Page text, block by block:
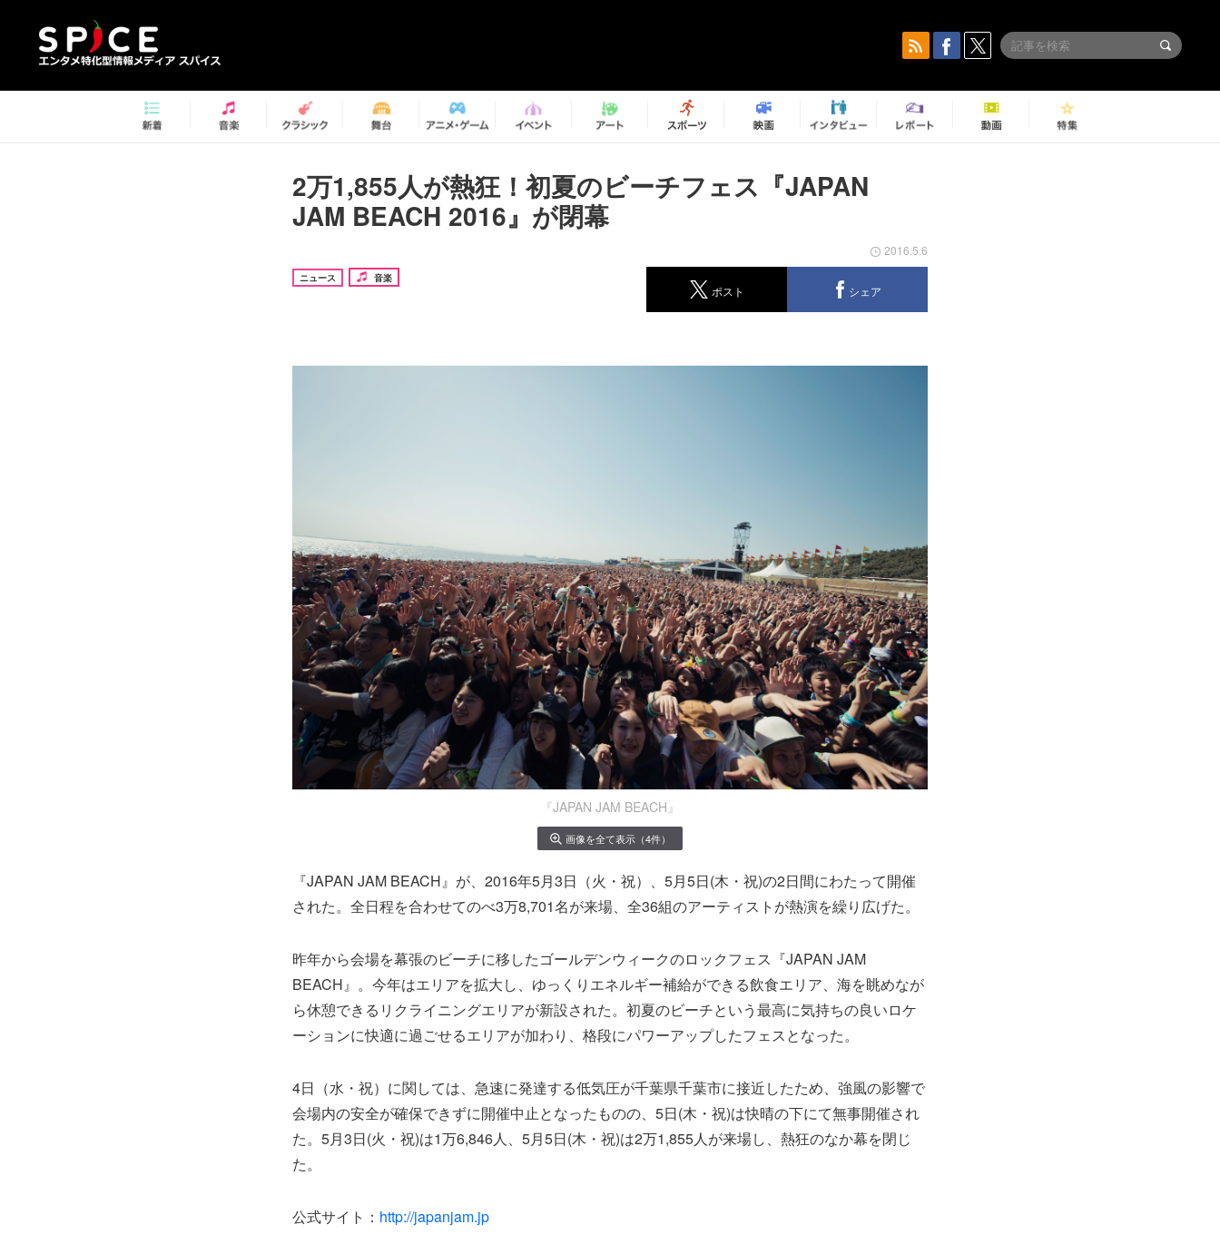
2万1,855人が熱狂！初夏のビーチフェス『JAPAN
JAM BEACH 2016』が閉幕
ニュース 音楽
2016.5.6
ポスト シェア
『JAPAN JAM BEACH』
画像を全て表示（4件）
『JAPAN JAM BEACH』が、2016年5月3日（火・祝）、5月5日(木・祝)の2日間にわたって開催
された。全日程を合わせてのべ3万8,701名が来場、全36組のアーティストが熱演を繰り広げた。
昨年から会場を幕張のビーチに移したゴールデンウィークのロックフェス『JAPAN JAM
BEACH』。今年はエリアを拡大し、ゆっくりエネルギー補給ができる飲食エリア、海を眺めなが
ら休憩できるリクライニングエリアが新設された。初夏のビーチという最高に気持ちの良いロケ
ーションに快適に過ごせるエリアが加わり、格段にパワーアップしたフェスとなった。
4日（水・祝）に関しては、急速に発達する低気圧が千葉県千葉市に接近したため、強風の影響で
会場内の安全が確保できずに開催中止となったものの、5日(木・祝)は快晴の下にて無事開催され
た。5月3日(火・祝)は1万6,846人、5月5日(木・祝)は2万1,855人が来場し、熱狂のなか幕を閉じ
た。
公式サイト： http://japanjam.jp